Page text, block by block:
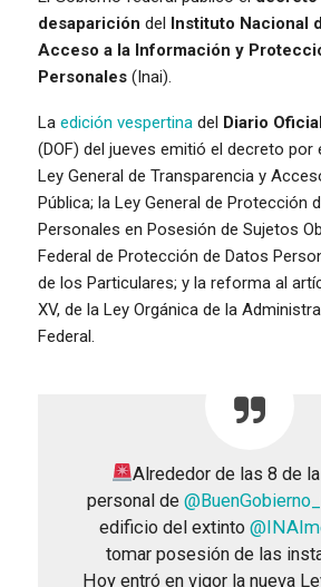
desaparición del Instituto Nacional
Acceso a la Información y
Personales (Inai).
La edición vespertina del Diario
(DOF) del jueves emitió el decreto por
Ley General de Transparencia y
Pública; la Ley General de Protección
Personales en Posesión de Sujetos
Federal de Protección de Datos
de los Particulares; y la reforma al
XV, de la Ley Orgánica de la
Federal.
Alrededor de las 8 de la
personal de
edificio del extinto
tomar posesión de las
Hoy entró en vigor la nueva